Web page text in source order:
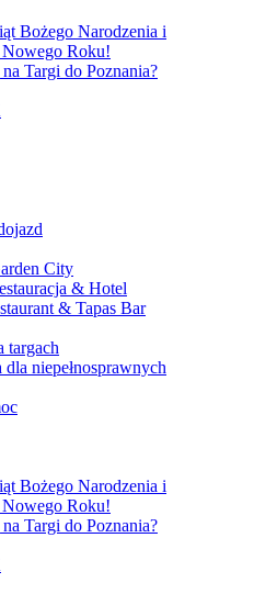
Bożego Narodzenia i
Nowego Roku!
Targi do Poznania?
City
& Hotel
& Tapas Bar
targach
niepełnosprawnych
Bożego Narodzenia i
Nowego Roku!
Targi do Poznania?